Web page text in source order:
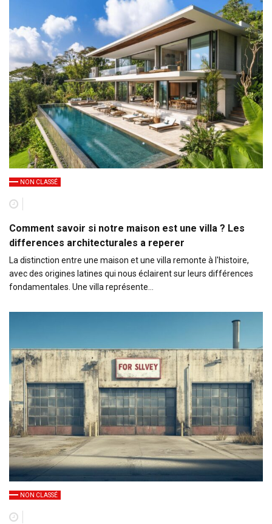
NON CLASSÉ
Comment savoir si notre maison est une villa ? Les
differences architecturales a reperer
La distinction entre une maison et une villa remonte à l'histoire,
avec des origines latines qui nous éclairent sur leurs différences
fondamentales. Une villa représente…
NON CLASSÉ